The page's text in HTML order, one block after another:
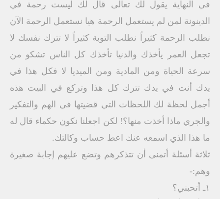
في النهاية يقول لك تعالى قال لك ليست رحمة في
الدينونة لمن لم يستعمل الرحمة هيا نستعمل الرحمة الآن
نطلب الرحمة كثيراً نطلب التوبة كثيراً لا تترك نفسك لا
تجعل العمر يأخذك والدنيا تأخذك كل الناس تشكو من
سرعة الحياة ومن المادية ومن الميديا لا فكل هذا في
يدك أنت في يدك تترك كل هذا وتركع في البيت هذه
أجمل لحظة لك اللحظات التي قضيتها في الهم والتفكير
والجري ماذا أخذت منها؟! لكن اجعلنا نكون حكماء قال له
ما هذا الذي اسمعه عنك اعط حساب وكالتك.
ثلاثة أسئلة أتمنى أن تتذكرهم وتضع عليهم إجابة صغيرة
وهم:-
١ـ أتحبني؟